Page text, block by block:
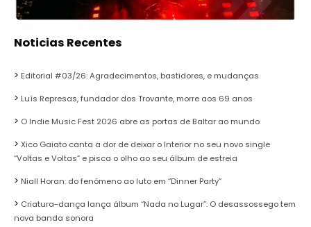
Noticias Recentes
Editorial #03/26: Agradecimentos, bastidores, e mudanças
Luís Represas, fundador dos Trovante, morre aos 69 anos
O Indie Music Fest 2026 abre as portas de Baltar ao mundo
Xico Gaiato canta a dor de deixar o Interior no seu novo single
“Voltas e Voltas” e pisca o olho ao seu álbum de estreia
Niall Horan: do fenómeno ao luto em “Dinner Party”
Criatura-dança lança álbum “Nada no Lugar”: O desassossego tem
nova banda sonora